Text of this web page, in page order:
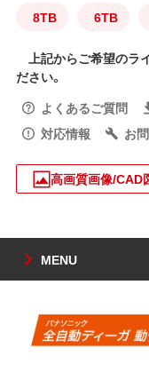
8TB 6TB
上記からご希望のラ
ださい。
よくあるご質問
対応情報
お
高画質画像/CAD
MENU